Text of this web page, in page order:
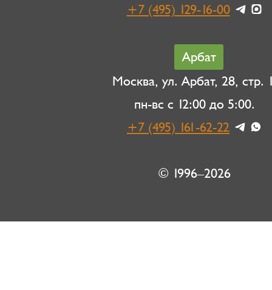
+7 (495) 129-16-00
Арбат
Москва, ул. Арбат, 28, стр.
пн-вс с 12:00 до 5:00.
+7 (495) 161-62-22
© 1996–2026